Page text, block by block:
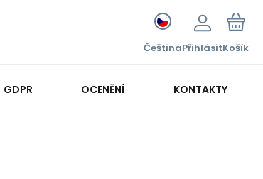
ČeštinaPřihlásitKošík
GDPR OCENĚNÍ KONTAKTY